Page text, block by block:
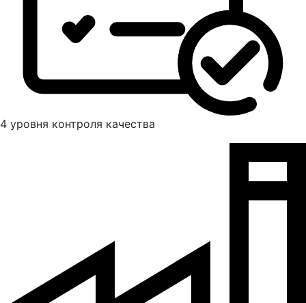
4 уровня контроля качества